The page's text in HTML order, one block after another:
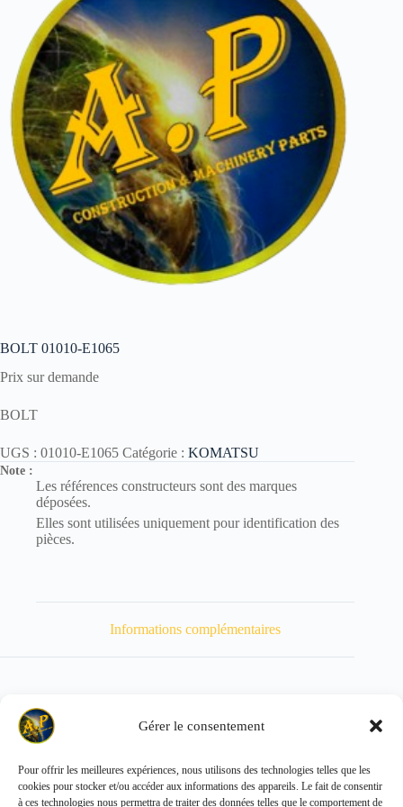
Gérer le consentement
Pour offrir les meilleures expériences, nous utilisons des technologies telles que les
cookies pour stocker et/ou accéder aux informations des appareils. Le fait de consentir
à ces technologies nous permettra de traiter des données telles que le comportement de
BOLT 01010-E1065
Prix sur demande
BOLT
UGS : 01010-E1065 Catégorie : KOMATSU
Note :
Les références constructeurs sont des marques
déposées.
Elles sont utilisées uniquement pour identification des
pièces.
Informations complémentaires
Poids 51 kg
Copyright © 2026 - ALL PARTS FRANCE SAS